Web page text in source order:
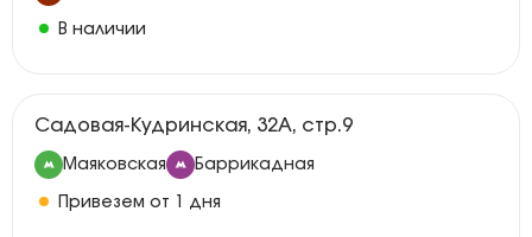
В наличии
Садовая-Кудринская, 32А, стр.9
Маяковская Баррикадная
Привезем от 1 дня